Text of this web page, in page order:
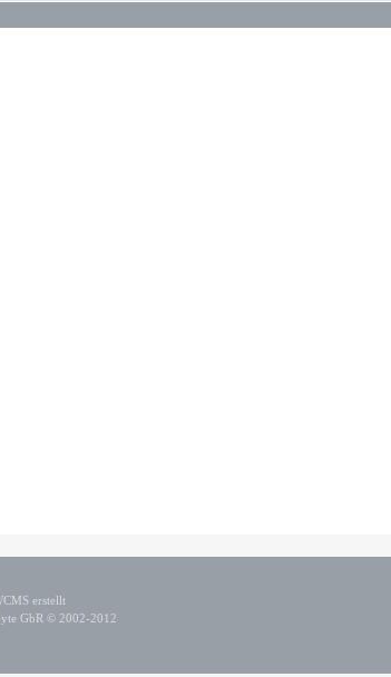
erstellt
GbR © 2002-2012